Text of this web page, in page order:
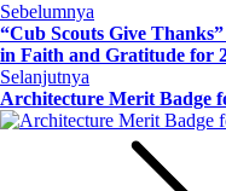
Sebelumnya
“Cub Scouts Give
in Faith and Gratitude for
Selanjutnya
Architecture Merit Badge